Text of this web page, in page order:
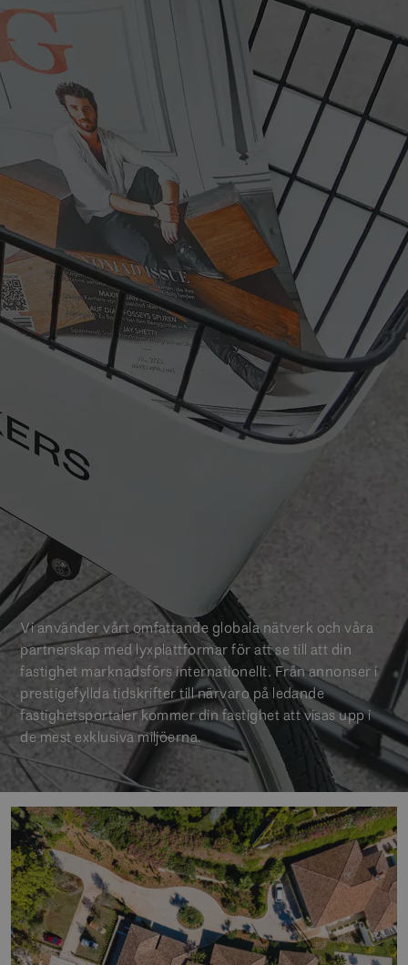
Vi använder vårt omfattande globala nätverk och våra
partnerskap med lyxplattformar för att se till att din
fastighet marknadsförs internationellt. Från annonser i
prestigefyllda tidskrifter till närvaro på ledande
fastighetsportaler kommer din fastighet att visas upp i
de mest exklusiva miljöerna.